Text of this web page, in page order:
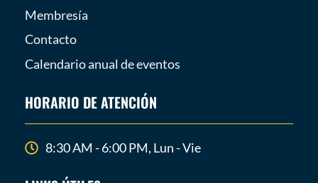
Membresía
Contacto
Calendario anual de eventos
HORARIO DE ATENCIÓN
8:30 AM - 6:00 PM, Lun - Vie